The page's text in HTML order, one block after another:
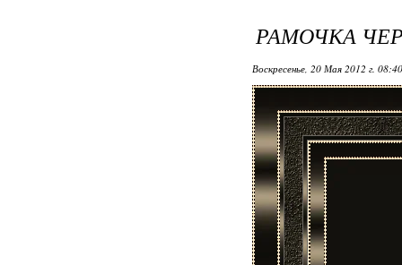
РАМОЧКА
Воскресенье, 20 Мая 2012 г.